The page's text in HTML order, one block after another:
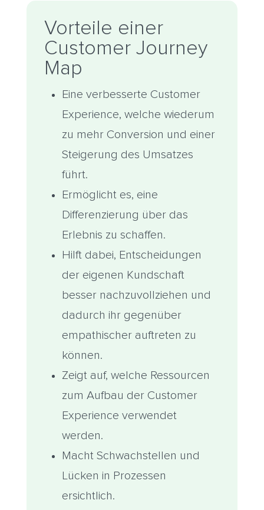
Vorteile einer
Customer Journey
Map
Eine verbesserte Customer
Experience, welche wiederum
zu mehr Conversion und einer
Steigerung des Umsatzes
führt.
Ermöglicht es, eine
Differenzierung über das
Erlebnis zu schaffen.
Hilft dabei, Entscheidungen
der eigenen Kundschaft
besser nachzuvollziehen und
dadurch ihr gegenüber
empathischer auftreten zu
können.
Zeigt auf, welche Ressourcen
zum Aufbau der Customer
Experience verwendet
werden.
Macht Schwachstellen und
Lücken in Prozessen
ersichtlich.